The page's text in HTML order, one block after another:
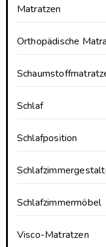
Matratzen
Orthopädische
Schlaf
Schlafposition
Schlafzimmermöbel
Visco-Matratzen